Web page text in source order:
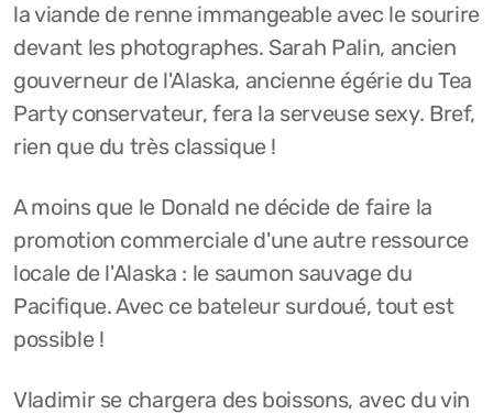
la viande de renne immangeable avec le sourire
devant les photographes. Sarah Palin, ancien
gouverneur de l'Alaska, ancienne égérie du Tea
Party conservateur, fera la serveuse sexy. Bref,
rien que du très classique !
A moins que le Donald ne décide de faire la
promotion commerciale d'une autre ressource
locale de l'Alaska : le saumon sauvage du
Pacifique. Avec ce bateleur surdoué, tout est
possible !
Vladimir se chargera des boissons, avec du vin